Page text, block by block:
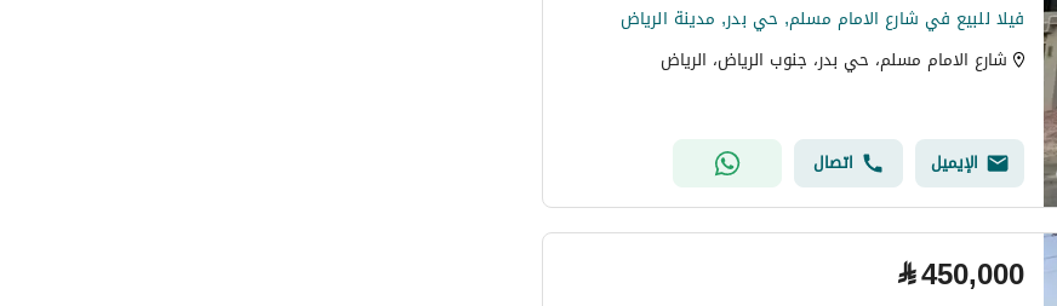
فيلا للبيع في شارع الامام مسلم, حي بدر, مدينة الرياض
شارع الامام مسلم، حي بدر، جنوب الرياض، الرياض
الإيميل اتصال
⃁450,000